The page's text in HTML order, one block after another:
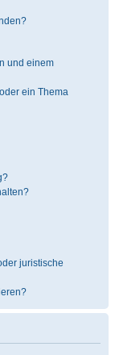
und einem
ein Thema
juristische